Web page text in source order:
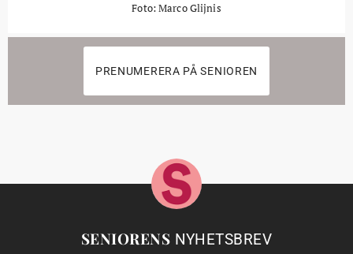
Foto: Marco Glijnis
PRENUMERERA PÅ SENIOREN
SENIORENS NYHETSBREV